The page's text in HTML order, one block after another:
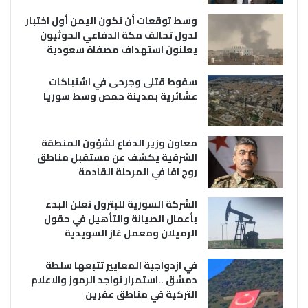
وسط توقعات أن تكون اليمن أول اختبار
لدول تحالف مكة الدفاعي الحوثيون
يعلنون استهداف مصفاة سعودية
سقوط قتلى وجرحى في اشتباكات
عشائرية بمدينة حمص وسط سوريا
معاون وزير الدفاع لشؤون المنطقة
الشرقية يكشف عن مستقبل مناطق
روج افا في المرحلة القادمة
الشركة السورية للبترول تعلن البدء
بأعمال الصيانة والتأهيل في حقول
الرميلان ومعمل غاز السويدية
في ازدواجية المعايير تتبعها سلطة
دمشق ..استمرار تواجد الرموز والاعلام
التركية في مناطق عفرين